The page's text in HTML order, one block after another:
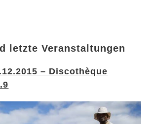
letzte Veranstaltungen
– Discothèque